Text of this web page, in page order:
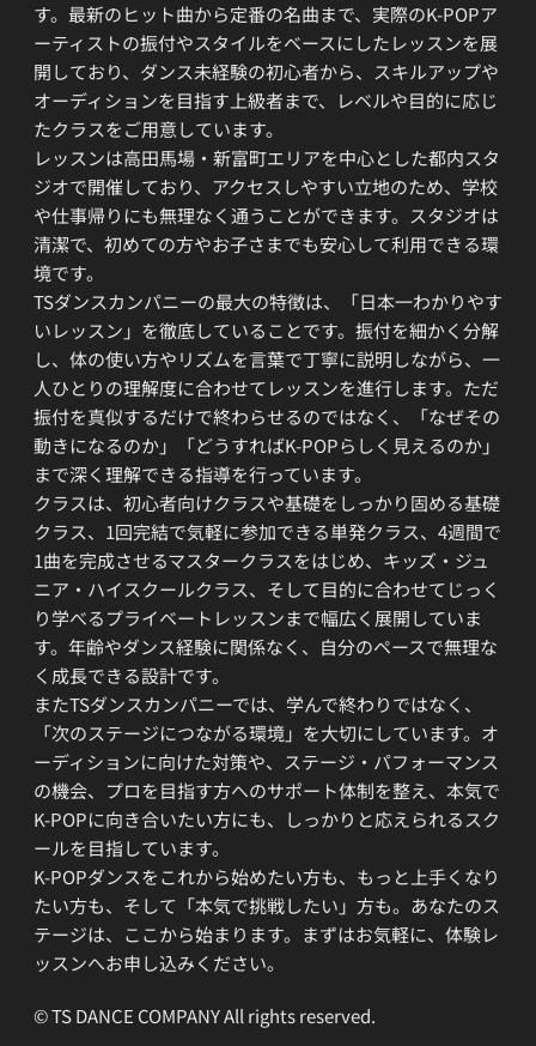
す。最新のヒット曲から定番の名曲まで、実際のK-POPア
ーティストの振付やスタイルをベースにしたレッスンを展
開しており、ダンス未経験の初心者から、スキルアップや
オーディションを目指す上級者まで、レベルや目的に応じ
たクラスをご用意しています。
レッスンは高田馬場・新富町エリアを中心とした都内スタ
ジオで開催しており、アクセスしやすい立地のため、学校
や仕事帰りにも無理なく通うことができます。スタジオは
清潔で、初めての方やお子さまでも安心して利用できる環
境です。
TSダンスカンパニーの最大の特徴は、「日本一わかりやす
いレッスン」を徹底していることです。振付を細かく分解
し、体の使い方やリズムを言葉で丁寧に説明しながら、一
人ひとりの理解度に合わせてレッスンを進行します。ただ
振付を真似するだけで終わらせるのではなく、「なぜその
動きになるのか」「どうすればK-POPらしく見えるのか」
まで深く理解できる指導を行っています。
クラスは、初心者向けクラスや基礎をしっかり固める基礎
クラス、1回完結で気軽に参加できる単発クラス、4週間で
1曲を完成させるマスタークラスをはじめ、キッズ・ジュ
ニア・ハイスクールクラス、そして目的に合わせてじっく
り学べるプライベートレッスンまで幅広く展開していま
す。年齢やダンス経験に関係なく、自分のペースで無理な
く成長できる設計です。
またTSダンスカンパニーでは、学んで終わりではなく、
「次のステージにつながる環境」を大切にしています。オ
ーディションに向けた対策や、ステージ・パフォーマンス
の機会、プロを目指す方へのサポート体制を整え、本気で
K-POPに向き合いたい方にも、しっかりと応えられるスク
ールを目指しています。
K-POPダンスをこれから始めたい方も、もっと上手くなり
たい方も、そして「本気で挑戦したい」方も。あなたのス
テージは、ここから始まります。まずはお気軽に、体験レ
ッスンへお申し込みください。
© TS DANCE COMPANY All rights reserved.